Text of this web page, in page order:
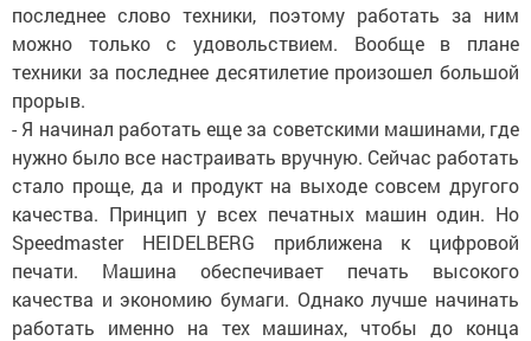
последнее слово техники, поэтому работать за ним
можно только с удовольствием. Вообще в плане
техники за последнее десятилетие произошел большой
прорыв.
- Я начинал работать еще за советскими машинами, где
нужно было все настраивать вручную. Сейчас работать
стало проще, да и продукт на выходе совсем другого
качества. Принцип у всех печатных машин один. Но
Speedmaster HEIDELBERG приближена к цифровой
печати. Машина обеспечивает печать высокого
качества и экономию бумаги. Однако лучше начинать
работать именно на тех машинах, чтобы до конца